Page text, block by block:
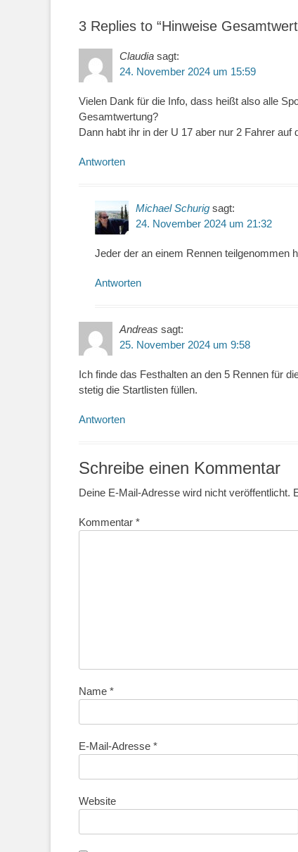
3 Replies to “Hinweise
Claudia sagt:
24. November 2024 um 15:59
Vielen Dank für die Info, dass heißt also alle
Gesamtwertung?
Dann habt ihr in der U 17 aber nur 2 Fahrer auf
Antworten
Michael Schurig sagt:
24. November 2024 um 21:32
Jeder der an einem Rennen teilgenommen
Antworten
Andreas sagt:
25. November 2024 um 9:58
Ich finde das Festhalten an den 5 Rennen für
stetig die Startlisten füllen.
Antworten
Schreibe einen Kommentar
Deine E-Mail-Adresse wird nicht veröffentlicht.
Kommentar *
Name *
E-Mail-Adresse *
Website